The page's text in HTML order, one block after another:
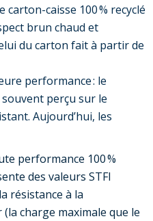
carton-caisse 100 % recyclé
brun chaud et
du carton fait à partir de
performance : le
perçu sur le
Aujourd’hui, les
performance 100 %
des valeurs STFI
résistance à la
charge maximale que le